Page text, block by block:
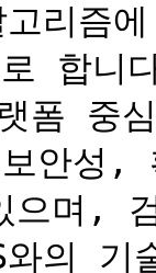
리즘
합니
폼 중
안성,
으며,
와의